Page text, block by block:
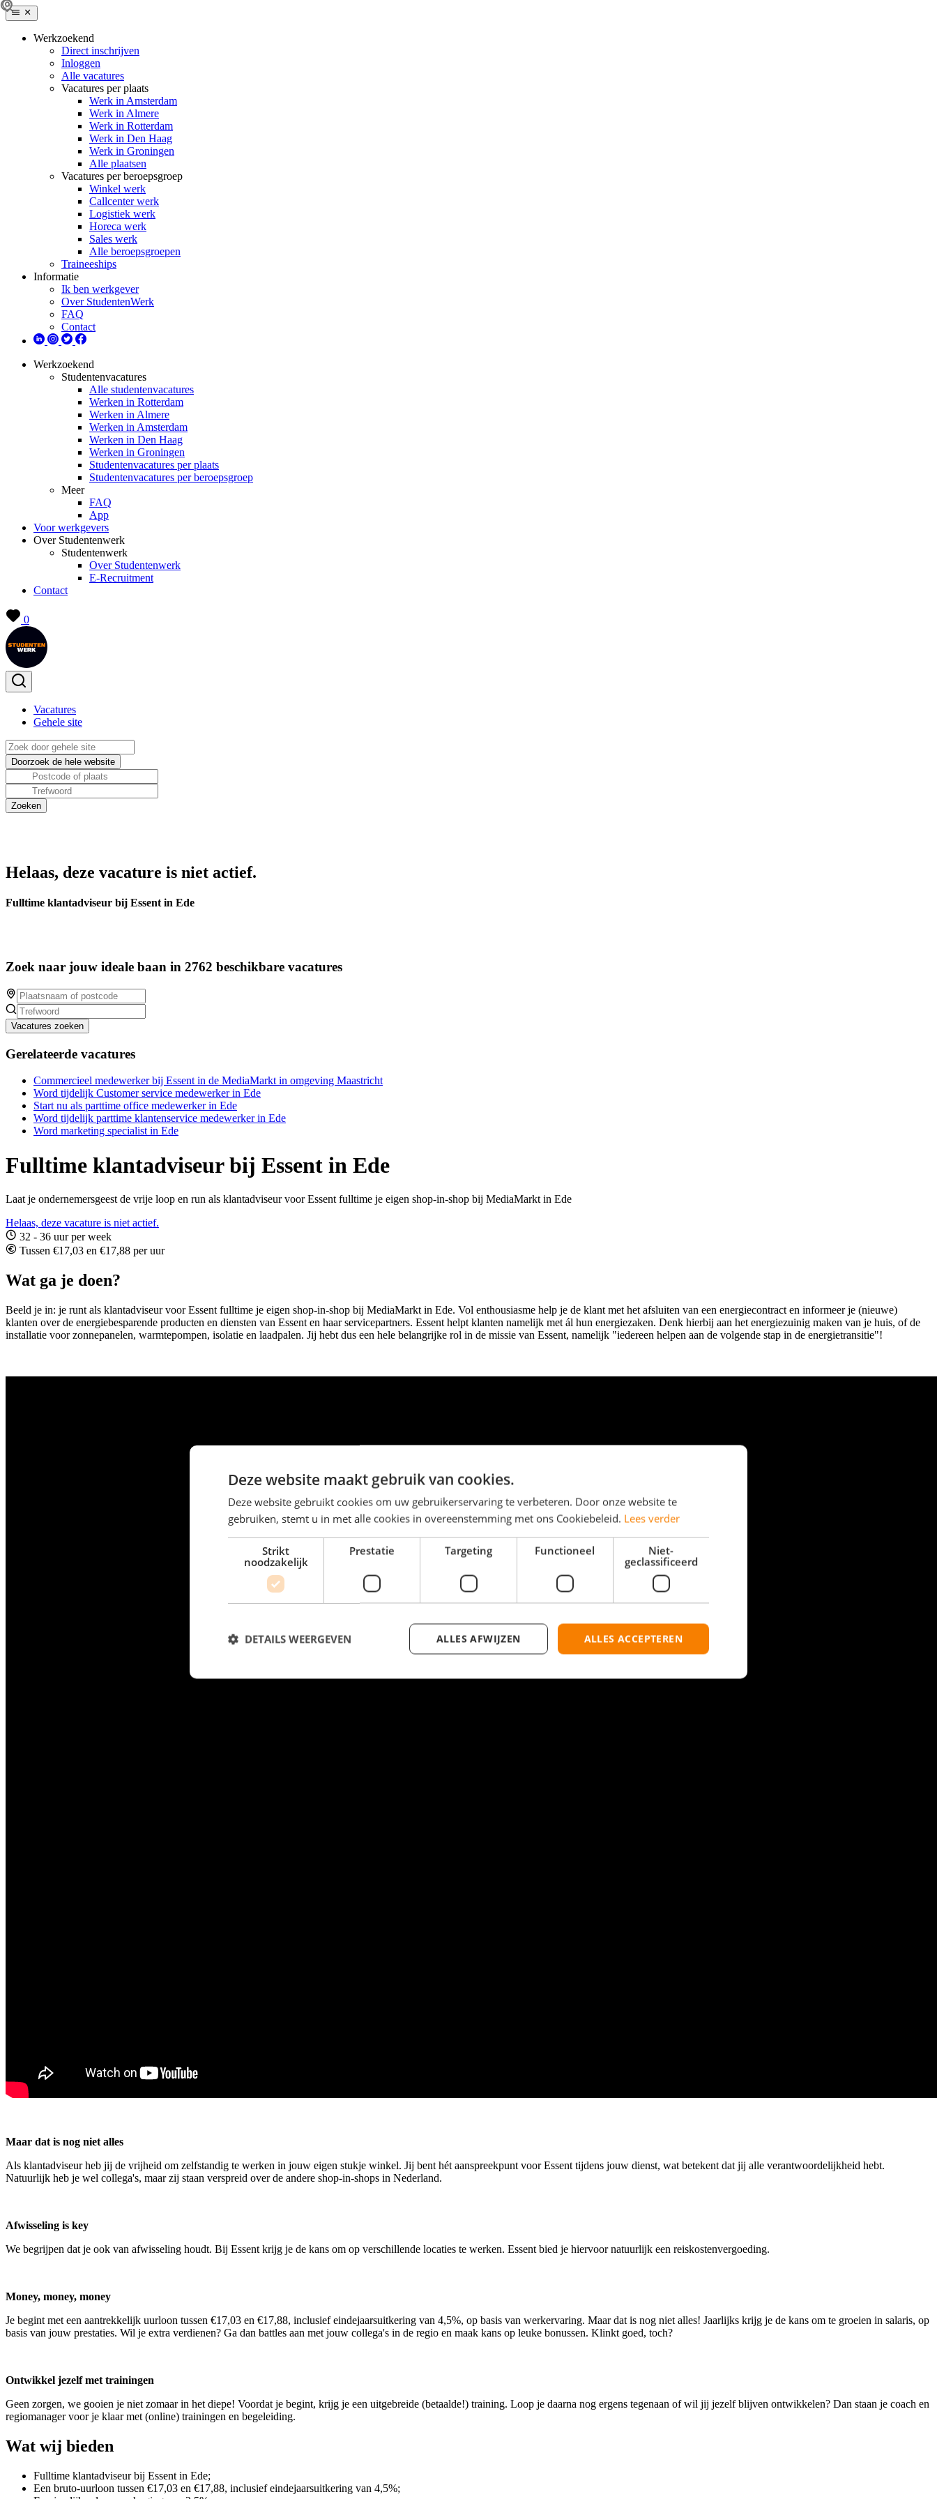
Werkzoekend
Direct inschrijven
Inloggen
Alle vacatures
Vacatures per plaats
Werk in Amsterdam
Werk in Almere
Werk in Rotterdam
Werk in Den Haag
Werk in Groningen
Alle plaatsen
Vacatures per beroepsgroep
Winkel werk
Callcenter werk
Logistiek werk
Horeca werk
Sales werk
Alle beroepsgroepen
Traineeships
Informatie
Ik ben werkgever
Over StudentenWerk
FAQ
Contact
Werkzoekend
Studentenvacatures
Alle studentenvacatures
Werken in Rotterdam
Werken in Almere
Werken in Amsterdam
Werken in Den Haag
Werken in Groningen
Studentenvacatures per plaats
Studentenvacatures per beroepsgroep
Meer
FAQ
App
Voor werkgevers
Over Studentenwerk
Studentenwerk
Over Studentenwerk
E-Recruitment
Contact
0
Vacatures
Gehele site
Helaas, deze vacature is niet actief.
Fulltime klantadviseur bij Essent in Ede
Zoek naar jouw ideale baan in 2762 beschikbare vacatures
Vacatures zoeken
Gerelateerde vacatures
Commercieel medewerker bij Essent in de MediaMarkt in omgeving Maastricht
Word tijdelijk Customer service medewerker in Ede
Start nu als parttime office medewerker in Ede
Word tijdelijk parttime klantenservice medewerker in Ede
Word marketing specialist in Ede
Fulltime klantadviseur bij Essent in Ede
Laat je ondernemersgeest de vrije loop en run als klantadviseur voor Essent fulltime je eigen shop-in-shop bij MediaMarkt in Ede
Helaas, deze vacature is niet actief.
32 - 36 uur per week
Tussen €17,03 en €17,88 per uur
Wat ga je doen?
Beeld je in: je runt als klantadviseur voor Essent fulltime je eigen shop-in-shop bij MediaMarkt in Ede. Vol enthousiasme help je de klant met het afsluiten van een energiecontract en informeer je (nieuwe)
klanten over de energiebesparende producten en diensten van Essent en haar servicepartners. Essent helpt klanten namelijk met ál hun energiezaken. Denk hierbij aan het energiezuinig maken van je huis, of de
installatie voor zonnepanelen, warmtepompen, isolatie en laadpalen. Jij hebt dus een hele belangrijke rol in de missie van Essent, namelijk "iedereen helpen aan de volgende stap in de energietransitie"!
Maar dat is nog niet alles
Als klantadviseur heb jij de vrijheid om zelfstandig te werken in jouw eigen stukje winkel. Jij bent hét aanspreekpunt voor Essent tijdens jouw dienst, wat betekent dat jij alle verantwoordelijkheid hebt.
Natuurlijk heb je wel collega's, maar zij staan verspreid over de andere shop-in-shops in Nederland.
Afwisseling is key
We begrijpen dat je ook van afwisseling houdt. Bij Essent krijg je de kans om op verschillende locaties te werken. Essent bied je hiervoor natuurlijk een reiskostenvergoeding.
Money, money, money
Je begint met een aantrekkelijk uurloon tussen €17,03 en €17,88, inclusief eindejaarsuitkering van 4,5%, op basis van werkervaring. Maar dat is nog niet alles! Jaarlijks krijg je de kans om te groeien in salaris, op
basis van jouw prestaties. Wil je extra verdienen? Ga dan battles aan met jouw collega's in de regio en maak kans op leuke bonussen. Klinkt goed, toch?
Ontwikkel jezelf met trainingen
Geen zorgen, we gooien je niet zomaar in het diepe! Voordat je begint, krijg je een uitgebreide (betaalde!) training. Loop je daarna nog ergens tegenaan of wil jij jezelf blijven ontwikkelen? Dan staan je coach en
regiomanager voor je klaar met (online) trainingen en begeleiding.
Wat wij bieden
Fulltime klantadviseur bij Essent in Ede;
Een bruto-uurloon tussen €17,03 en €17,88, inclusief eindejaarsuitkering van 4,5%;
Deze website maakt gebruik van cookies.
Deze website gebruikt cookies om uw gebruikerservaring te verbeteren. Door onze website te
gebruiken, stemt u in met alle cookies in overeenstemming met ons Cookiebeleid. Lees verder
Strikt
noodzakelijk
Prestatie Targeting Functioneel
Niet-
geclassificeerd
ALLES ACCEPTEREN
ALLES AFWIJZEN
DETAILS WEERGEVEN